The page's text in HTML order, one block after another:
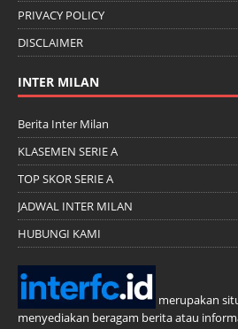
PRIVACY POLICY
DISCLAIMER
INTER MILAN
Berita Inter Milan
KLASEMEN SERIE A
TOP SKOR SERIE A
JADWAL INTER MILAN
HUBUNGI KAMI
merupakan
menyediakan beragam berita atau